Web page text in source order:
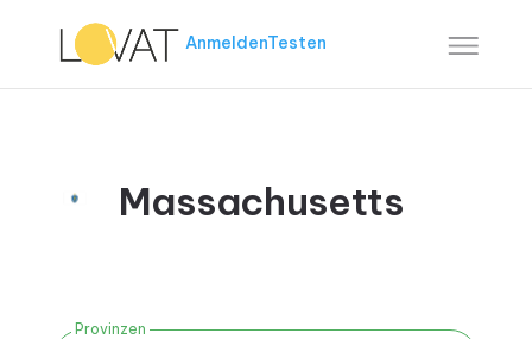
AnmeldenTesten
Massachusetts
Provinzen